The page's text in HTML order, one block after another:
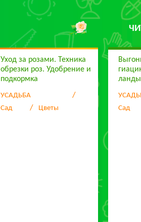
Уход за розами. Техника
обрезки роз. Удобрение и
подкормка
УСАДЬБА
Сад
Цветы
Сад